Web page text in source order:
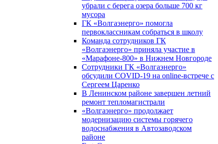
убрали с берега озера больше 700 кг
мусора
ГК «Волгаэнерго» помогла
первоклассникам собраться в школу
Команда сотрудников ГК
«Волгаэнерго» приняла участие в
«Марафоне-800» в Нижнем Новгороде
Сотрудники ГК «Волгаэнерго»
обсудили COVID-19 на online-встрече с
Сергеем Царенко
В Ленинском районе завершен летний
ремонт тепломагистрали
«Волгаэнерго» продолжает
модернизацию системы горячего
водоснабжения в Автозаводском
районе